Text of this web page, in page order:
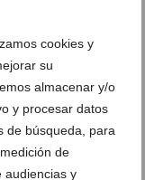
cookies y
su
almacenar y/o
y procesar datos
de búsqueda, para
de
audiencias y